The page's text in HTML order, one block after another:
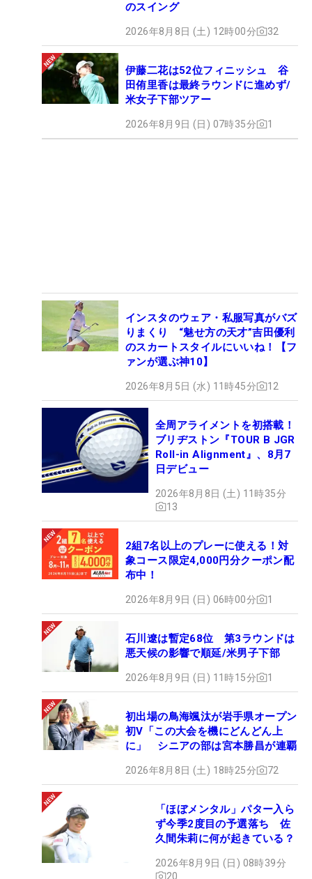
のスイング
2026年8月8日 (土) 12時00分 32
伊藤二花は52位フィニッシュ 谷
田侑里香は最終ラウンドに進めず/
米女子下部ツアー
2026年8月9日 (日) 07時35分 1
インスタのウェア・私服写真がバズ
りまくり “魅せ方の天才”吉田優利
のスカートスタイルにいいね！【フ
ァンが選ぶ神10】
2026年8月5日 (水) 11時45分 12
全周アライメントを初搭載！
ブリヂストン『TOUR B JGR
Roll-in Alignment』、8月7
日デビュー
2026年8月8日 (土) 11時35分
13
2組7名以上のプレーに使える！対
象コース限定4,000円分クーポン配
布中！
2026年8月9日 (日) 06時00分 1
石川遼は暫定68位 第3ラウンドは
悪天候の影響で順延/米男子下部
2026年8月9日 (日) 11時15分 1
初出場の鳥海颯汰が岩手県オープン
初V「この大会を機にどんどん上
に」 シニアの部は宮本勝昌が連覇
2026年8月8日 (土) 18時25分 72
「ほぼメンタル」パター入ら
ず今季2度目の予選落ち 佐
久間朱莉に何が起きている？
2026年8月9日 (日) 08時39分
20